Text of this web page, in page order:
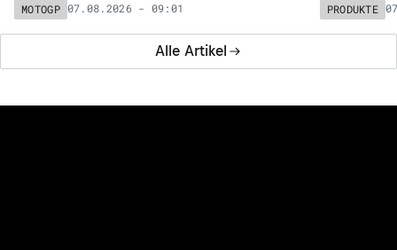
Alle Artikel
MOTOGP 07.08.2026 - 09:01 PRODUKTE